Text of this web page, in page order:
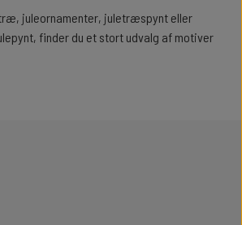
juleornamenter, juletræspynt eller
finder du et stort udvalg af motiver